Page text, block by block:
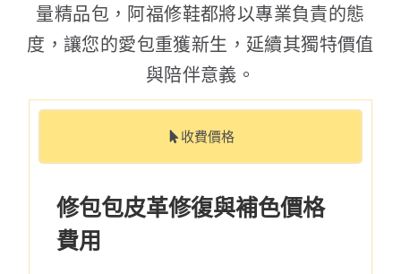
量精品包，阿福修鞋都將以專業負責的態
度，讓您的愛包重獲新生，延續其獨特價值
與陪伴意義。
收費價格
修包包皮革修復與補色價格
費用